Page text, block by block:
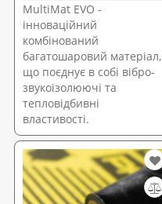
MultiMat EVO -
інноваційний
комбінований
багатошаровий матеріал,
що поєднує в собі вібро-
звукоізолюючі та
тепловідбивні
властивості.